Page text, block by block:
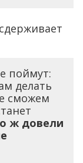
поймут:
делать
сможем
ж довели